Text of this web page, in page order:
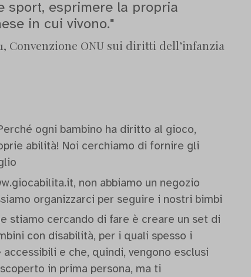
sport, esprimere la propria
in cui vivono."
Convenzione ONU sui diritti dell’infanzia
ogni bambino ha diritto al gioco,
abilità! Noi cerchiamo di fornire gli
non abbiamo un negozio
organizzarci per seguire i nostri bimbi
stiamo cercando di fare è creare un set di
con disabilità, per i quali spesso i
e che, quindi, vengono esclusi
in prima persona, ma ti